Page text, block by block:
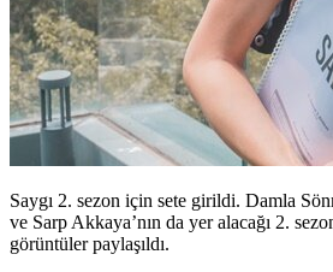
Saygı 2. sezon için sete girildi. Damla
ve Sarp Akkaya’nın da yer alacağı 2.
görüntüler paylaşıldı.